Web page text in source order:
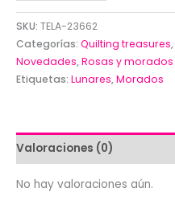
colores
morados,
verdes
y
blanco.
cantidad
SKU: TELA-23662
Categorías: Quilting treasures,
Novedades,Rosas y morados
Etiquetas: Lunares,Morados
Valoraciones (0)
No hay valoraciones aún.